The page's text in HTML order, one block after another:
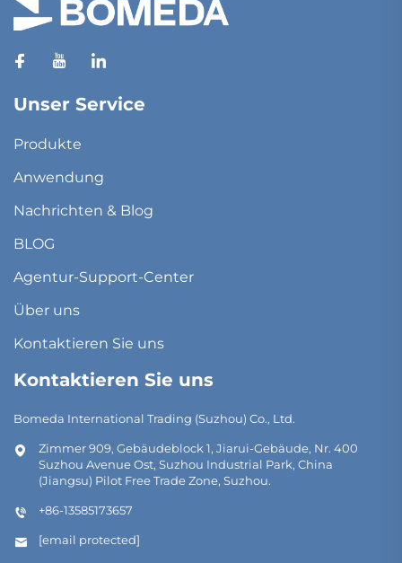
Unser Service
Produkte
Anwendung
Nachrichten & Blog
BLOG
Agentur-Support-Center
Über uns
Kontaktieren Sie uns
Kontaktieren Sie uns
Bomeda International Trading (Suzhou) Co., Ltd.
Zimmer 909, Gebäudeblock 1, Jiarui-Gebäude, Nr. 400
Suzhou Avenue Ost, Suzhou Industrial Park, China
(Jiangsu) Pilot Free Trade Zone, Suzhou.
+86-13585173657
[email protected]